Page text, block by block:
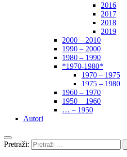
2016
2017
2018
2019
2000 – 2010
1990 – 2000
1980 – 1990
*1970-1980*
1970 – 1975
1975 – 1980
1960 – 1970
1950 – 1960
… – 1950
Autori
Pretraži: